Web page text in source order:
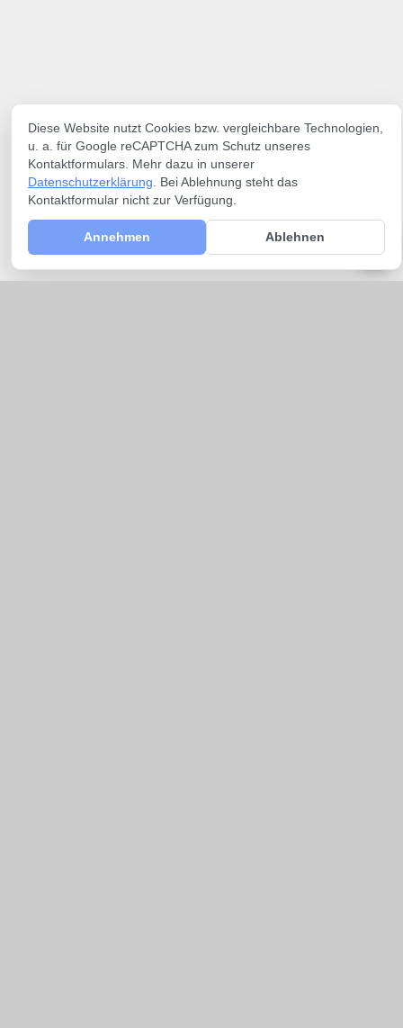
Diese Website nutzt Cookies bzw. vergleichbare Technologien,
u. a. für Google reCAPTCHA zum Schutz unseres
Kontaktformulars. Mehr dazu in unserer
Datenschutzerklärung . Bei Ablehnung steht das
Kontaktformular nicht zur Verfügung.
Annehmen Ablehnen